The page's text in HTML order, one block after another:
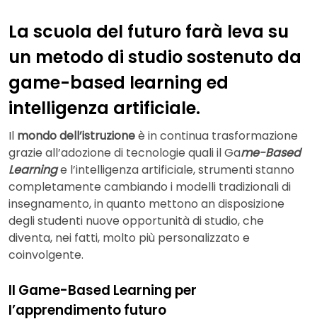
La scuola del futuro farà leva su
un metodo di studio sostenuto da
game-based learning ed
intelligenza artificiale.
Il mondo dell’istruzioneè in continua trasformazione
grazie all’adozione di tecnologie quali il Game-Based
Learninge l’intelligenza artificiale, strumenti stanno
completamente cambiando i modelli tradizionali di
insegnamento, in quanto mettono an disposizione
degli studenti nuove opportunità di studio, che
diventa, nei fatti, molto più personalizzato e
coinvolgente.
Il Game-Based Learning per
l’apprendimento futuro